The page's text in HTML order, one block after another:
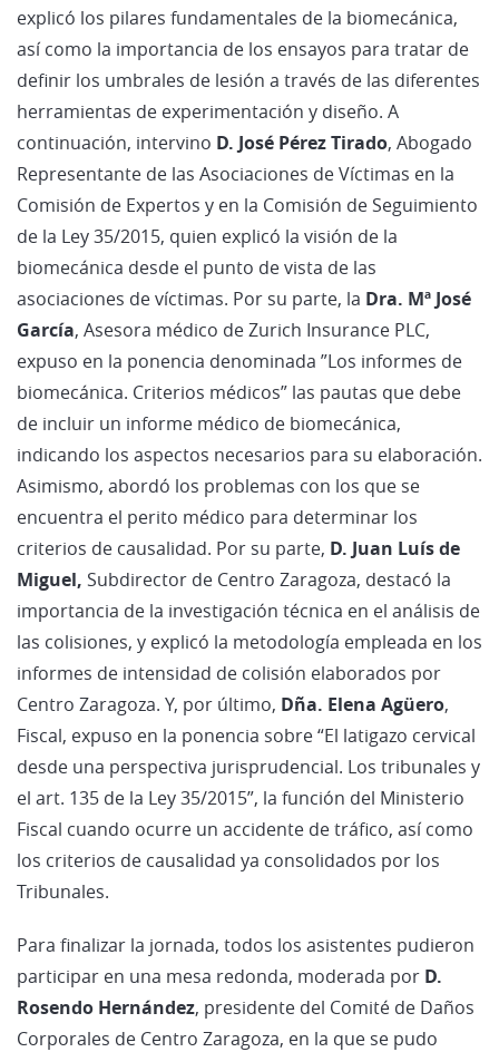
explicó los pilares fundamentales de la biomecánica,
así como la importancia de los ensayos para tratar de
definir los umbrales de lesión a través de las diferentes
herramientas de experimentación y diseño. A
continuación, intervino D. José Pérez Tirado, Abogado
Representante de las Asociaciones de Víctimas en la
Comisión de Expertos y en la Comisión de Seguimiento
de la Ley 35/2015, quien explicó la visión de la
biomecánica desde el punto de vista de las
asociaciones de víctimas. Por su parte, la Dra. Mª José
García, Asesora médico de Zurich Insurance PLC,
expuso en la ponencia denominada ”Los informes de
biomecánica. Criterios médicos” las pautas que debe
de incluir un informe médico de biomecánica,
indicando los aspectos necesarios para su elaboración.
Asimismo, abordó los problemas con los que se
encuentra el perito médico para determinar los
criterios de causalidad. Por su parte, D. Juan Luís de
Miguel, Subdirector de Centro Zaragoza, destacó la
importancia de la investigación técnica en el análisis de
las colisiones, y explicó la metodología empleada en los
informes de intensidad de colisión elaborados por
Centro Zaragoza. Y, por último, Dña. Elena Agüero,
Fiscal, expuso en la ponencia sobre “El latigazo cervical
desde una perspectiva jurisprudencial. Los tribunales y
el art. 135 de la Ley 35/2015”, la función del Ministerio
Fiscal cuando ocurre un accidente de tráfico, así como
los criterios de causalidad ya consolidados por los
Tribunales.
Para finalizar la jornada, todos los asistentes pudieron
participar en una mesa redonda, moderada por D.
Rosendo Hernández, presidente del Comité de Daños
Corporales de Centro Zaragoza, en la que se pudo